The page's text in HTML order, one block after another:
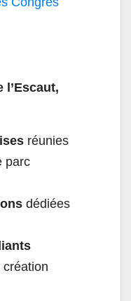
l’Escaut,
réunies
parc
dédiées